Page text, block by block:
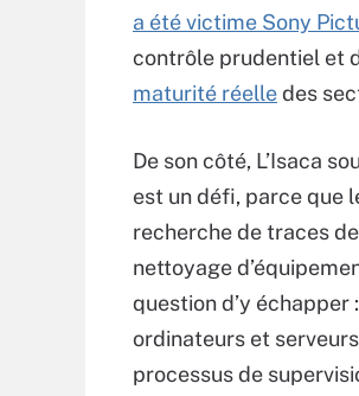
a été victime Sony
contrôle prudentiel et
maturité réelledes
De son côté, L’Isaca
est un défi, parce que
recherche de traces
nettoyage
question d’y
ordinateurs et
processus de